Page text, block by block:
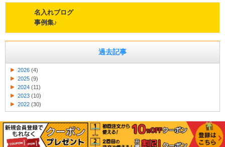
名入れブログ
事例集♪
過去記事
2026 (4)
2025 (9)
2024 (11)
2023 (10)
2022 (30)